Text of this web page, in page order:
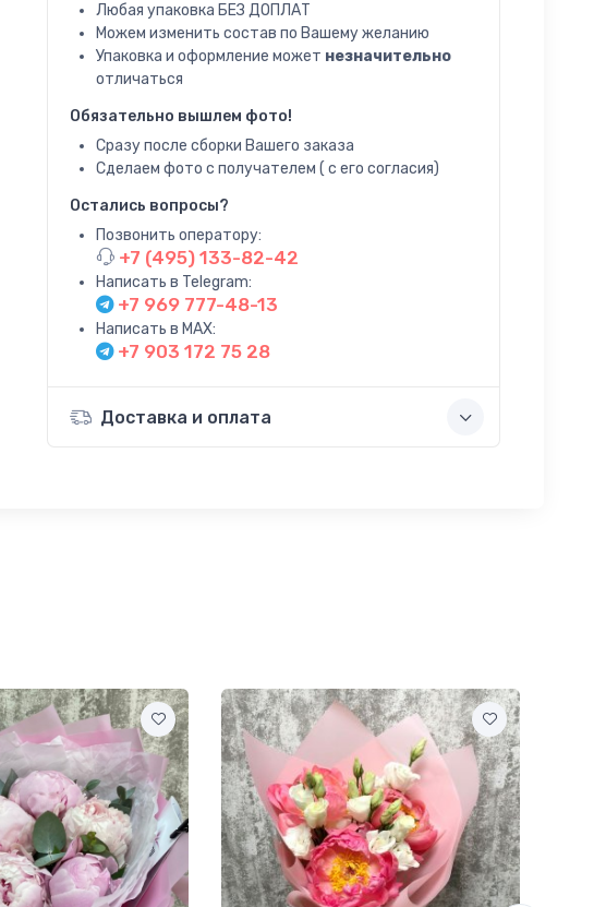
Любая упаковка БЕЗ ДОПЛАТ
Можем изменить состав по Вашему желанию
Упаковка и оформление может незначительно
отличаться
Обязательно вышлем фото!
Сразу после сборки Вашего заказа
Сделаем фото с получателем ( с его согласия)
Остались вопросы?
Позвонить оператору:
+7 (495) 133-82-42
Написать в Telegram:
+7 969 777-48-13
Написать в MAX:
+7 903 172 75 28
Доставка и оплата